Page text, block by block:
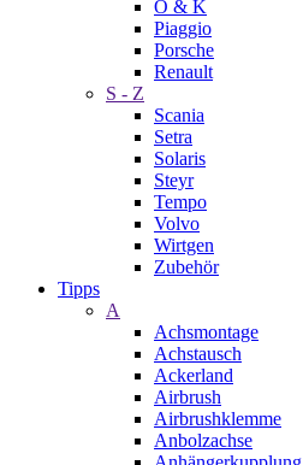
O & K
Piaggio
Porsche
Renault
S - Z
Scania
Setra
Solaris
Steyr
Tempo
Volvo
Wirtgen
Zubehör
Tipps
A
Achsmontage
Achstausch
Ackerland
Airbrush
Airbrushklemme
Anbolzachse